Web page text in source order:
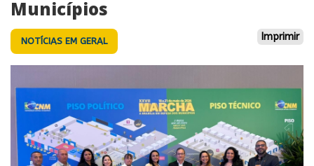
Municípios
NOTÍCIAS EM GERAL Imprimir